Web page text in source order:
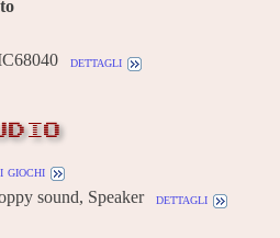
dettagli
giochi
sound, Speaker dettagli